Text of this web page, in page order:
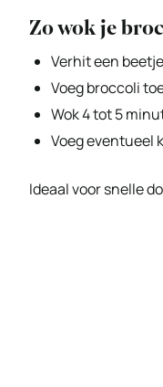
Zo wok je
Verhit een
Voeg broccoli
Wok 4 tot 5
Voeg eventueel
Ideaal voor snelle